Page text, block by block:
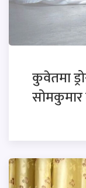
कुवेतमा
सोमकुमार